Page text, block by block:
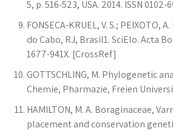
5, p. 516-523, USA. 2014. ISSN 0102-
FONSECA-KRUEL, V. S.;
do Cabo, RJ, Brasil1. SciElo. Acta
1677-941X. [CrossRef]
GOTTSCHLING, M. Phylogenetic
Chemie, Pharmazie, Freien
HAMILTON, M. A. Boraginaceae,
placement and conservation